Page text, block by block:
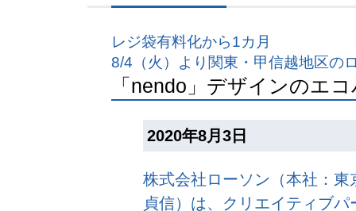
レジ袋有料化から1カ月
8/4（火）より関東・甲信越地区の
「nendo」デザインのエ
2020年8月3日
株式会社ローソン（本社：
貞信）は、クリエイティブ